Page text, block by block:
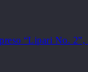
“Lipari No. 2”,